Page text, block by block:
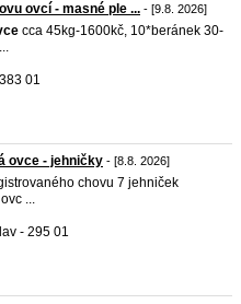
ovcí - masné ple ... - [9.8. 2026]
cca 45kg-1600kč, 10*beránek 30-
01
ovce - jehničky - [8.8. 2026]
chovu 7 jehniček
...
- 295 01